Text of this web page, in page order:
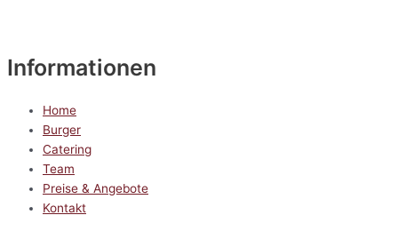
Informationen
Home
Burger
Catering
Team
Preise & Angebote
Kontakt